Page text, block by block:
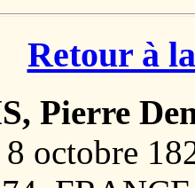
Retour à
Pierre
8 octobre